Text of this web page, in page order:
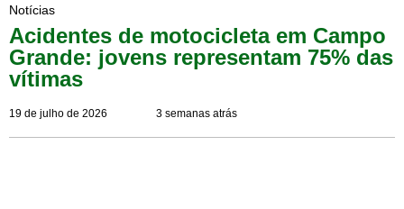
Notícias
Acidentes de motocicleta em Campo
Grande: jovens representam 75% das
vítimas
19 de julho de 2026 3 semanas atrás